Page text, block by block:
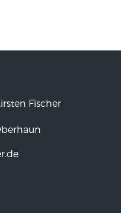
Fischer